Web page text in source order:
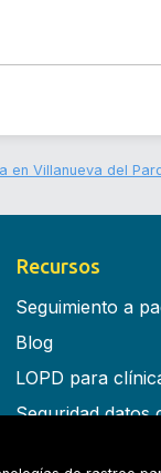
en Villanueva del
Recursos
Seguimiento a
Blog
LOPD para
Seguridad datos